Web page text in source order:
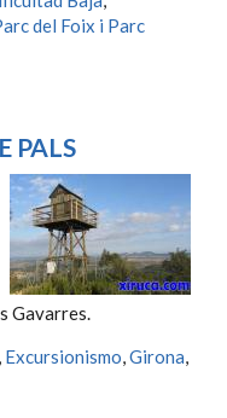
del Foix i Parc
PALS
Gavarres.
, Excursionismo,Girona,